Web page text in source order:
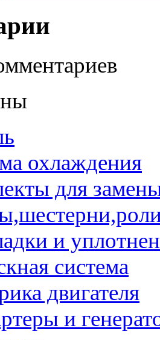
охлаждения
для
и
система
двигателя
и